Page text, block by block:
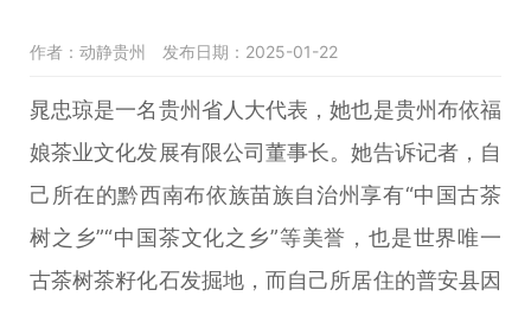
作者：动静贵州 发布日期：2025-01-22
晁忠琼是一名贵州省人大代表，她也是贵州布依福
娘茶业文化发展有限公司董事长。她告诉记者，自
己所在的黔西南布依族苗族自治州享有“中国古茶
树之乡”“中国茶文化之乡”等美誉，也是世界唯一
古茶树茶籽化石发掘地，而自己所居住的普安县因